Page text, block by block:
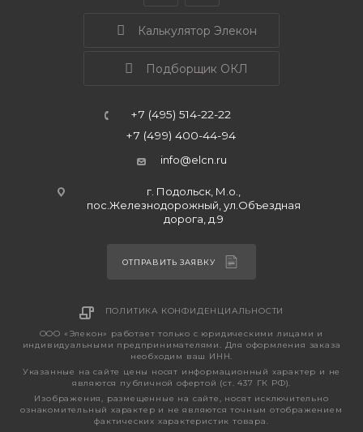
Калькулятор Элекон
Подборщик ОКЛ
+7 (495) 514-22-22
+7 (499) 400-44-94
info@elcn.ru
г. Подольск, М.о.,
пос.Железнодорожный, ул.Объездная
дорога, д.9
ОТПРАВИТЬ ЗАЯВКУ
ПОЛИТИКА КОНФИДЕНЦИАЛЬНОСТИ
ООО «Элекон» работает только с юридическими лицами и
индивидуальными предпринимателями. Для оформления заказа
необходим ваш ИНН.
Указанные на сайте цены носят информационный характер и не
являются публичной офертой (ст. 437 ГК РФ).
Изображения, размещенные на сайте, носят исключительно
ознакомительный характер и не являются точным отображением
фактических характеристик товара.